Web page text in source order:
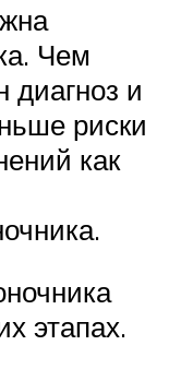
Чем
диагноз и
риски
как
этапах.